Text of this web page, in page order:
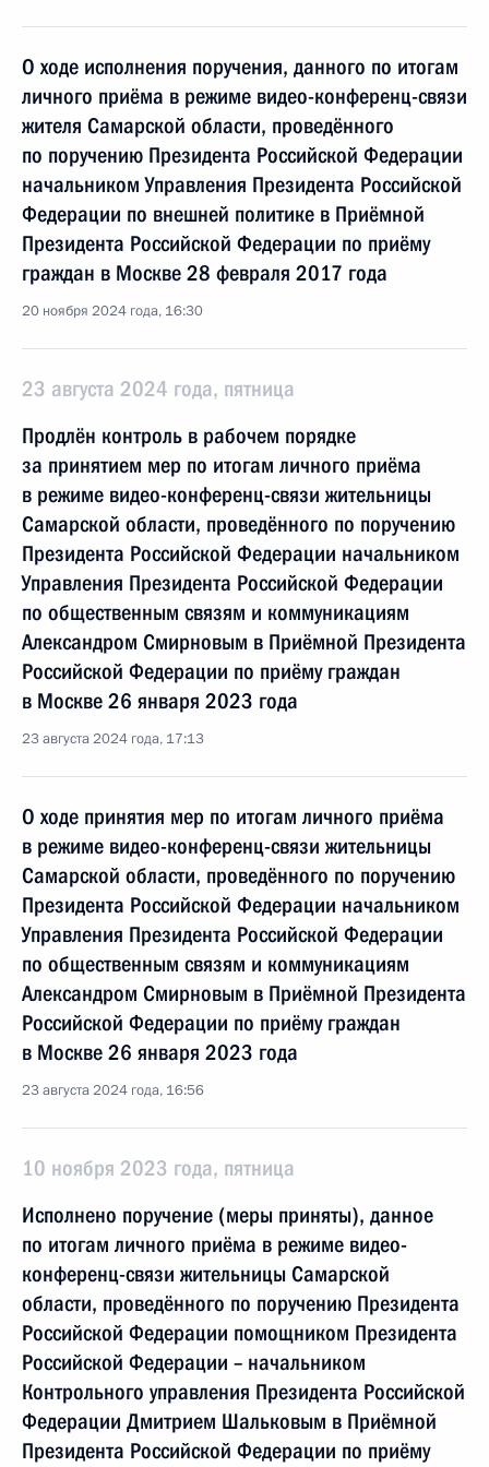
О ходе исполнения поручения, данного по итогам
личного приёма в режиме видео-конференц-связи
жителя Самарской области, проведённого
по поручению Президента Российской Федерации
начальником Управления Президента Российской
Федерации по внешней политике в Приёмной
Президента Российской Федерации по приёму
граждан в Москве 28 февраля 2017 года
20 ноября 2024 года, 16:30
23 августа 2024 года, пятница
Продлён контроль в рабочем порядке
за принятием мер по итогам личного приёма
в режиме видео-конференц-связи жительницы
Самарской области, проведённого по поручению
Президента Российской Федерации начальником
Управления Президента Российской Федерации
по общественным связям и коммуникациям
Александром Смирновым в Приёмной Президента
Российской Федерации по приёму граждан
в Москве 26 января 2023 года
23 августа 2024 года, 17:13
О ходе принятия мер по итогам личного приёма
в режиме видео-конференц-связи жительницы
Самарской области, проведённого по поручению
Президента Российской Федерации начальником
Управления Президента Российской Федерации
по общественным связям и коммуникациям
Александром Смирновым в Приёмной Президента
Российской Федерации по приёму граждан
в Москве 26 января 2023 года
23 августа 2024 года, 16:56
10 ноября 2023 года, пятница
Исполнено поручение (меры приняты), данное
по итогам личного приёма в режиме видео-
конференц-связи жительницы Самарской
области, проведённого по поручению Президента
Российской Федерации помощником Президента
Российской Федерации – начальником
Контрольного управления Президента Российской
Федерации Дмитрием Шальковым в Приёмной
Президента Российской Федерации по приёму